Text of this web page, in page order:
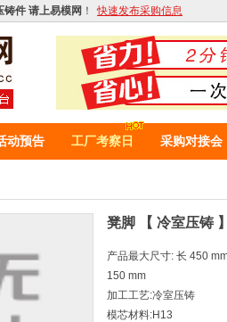
铸件 请上易模网 ！ 快速发布采购信息
动预告 工厂考察日 采购对接会
凳脚 【 冷室压铸
产品最大尺寸: 长 450
150 mm
加工工艺:冷室压铸
模芯材料:H13